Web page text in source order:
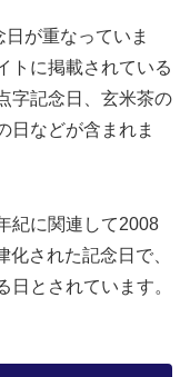
が重なっていま
トに掲載されている
字記念日、玄米茶の
日などが含まれま
紀に関連して2008
された記念日で、
とされています。